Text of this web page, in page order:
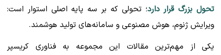
تحول بزرگ قرار دارد؛ تحولی که بر سه پایه اصلی استوار است:
ویرایش ژنوم، هوش مصنوعی و سامانه‌های تولید هوشمند.
یکی از مهم‌ترین مقالات این مجموعه به فناوری کریسپر